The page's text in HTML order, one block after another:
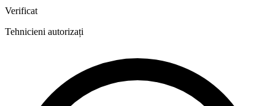
Verificat
Tehnicieni autorizați